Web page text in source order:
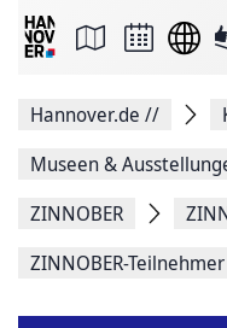
Seite
Facebook
teilen
Seitenlink
Seite
Hannover.de //
Museen &
ZINNOBER
ZINNOBER-